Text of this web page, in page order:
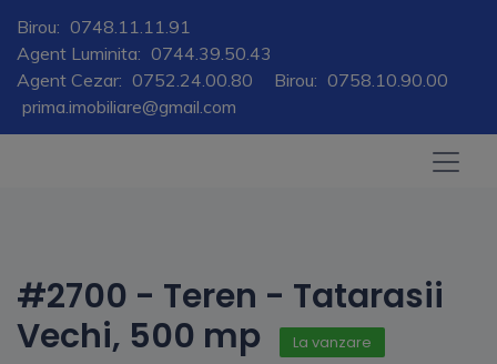
Birou: 0748.11.11.91
Agent Luminita: 0744.39.50.43
Agent Cezar: 0752.24.00.80 Birou: 0758.10.90.00
prima.imobiliare@gmail.com
#2700 - Teren - Tatarasii
Vechi, 500 mp
La vanzare